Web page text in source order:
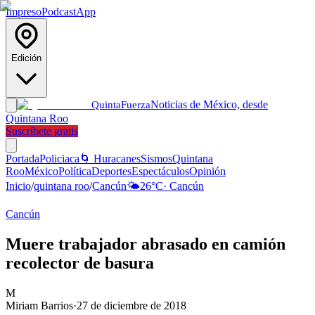
ImpresoPodcastApp
Edición
QuintaFuerzaNoticias de México, desde
Quintana Roo
Suscríbete gratis
PortadaPoliciaca 🌀 HuracanesSismosQuintana
RooMéxicoPolíticaDeportesEspectáculosOpinión
Inicio/quintana roo/Cancún🌤️26°C· Cancún
Cancún
Muere trabajador abrasado en camión
recolector de basura
M
Miriam Barrios·27 de diciembre de 2018